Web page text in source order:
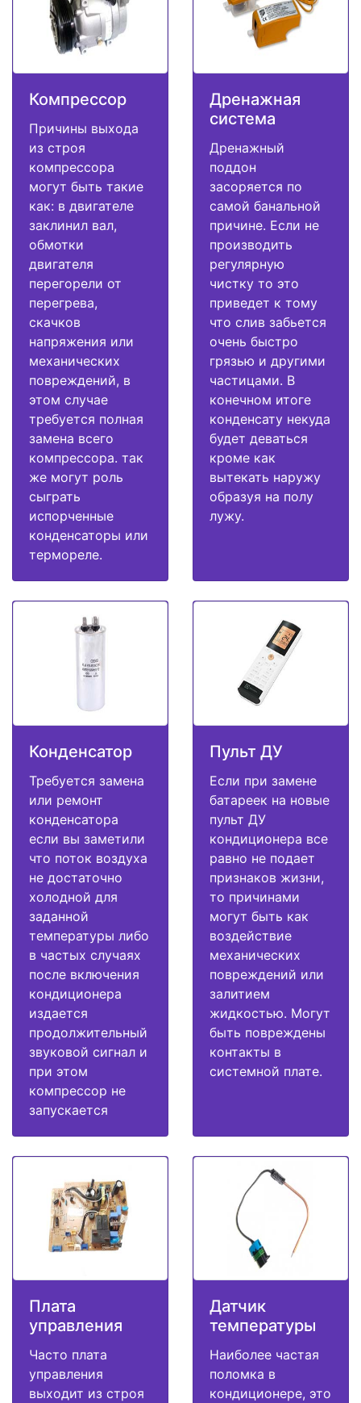
Компрессор
Причины выхода
из строя
компрессора
могут быть такие
как: в двигателе
заклинил вал,
обмотки
двигателя
перегорели от
перегрева,
скачков
напряжения или
механических
повреждений, в
этом случае
требуется полная
замена всего
компрессора. так
же могут роль
сыграть
испорченные
конденсаторы или
термореле.
Дренажная
система
Дренажный
поддон
засоряется по
самой банальной
причине. Если не
производить
регулярную
чистку то это
приведет к тому
что слив забьется
очень быстро
грязью и другими
частицами. В
конечном итоге
конденсату некуда
будет деваться
кроме как
вытекать наружу
образуя на полу
лужу.
Конденсатор
Требуется замена
или ремонт
конденсатора
если вы заметили
что поток воздуха
не достаточно
холодной для
заданной
температуры либо
в частых случаях
после включения
кондиционера
издается
продолжительный
звуковой сигнал и
при этом
компрессор не
запускается
Пульт ДУ
Если при замене
батареек на новые
пульт ДУ
кондиционера все
равно не подает
признаков жизни,
то причинами
могут быть как
воздействие
механических
повреждений или
залитием
жидкостью. Могут
быть повреждены
контакты в
системной плате.
Плата
управления
Часто плата
управления
выходит из строя
Датчик
температуры
Наиболее частая
поломка в
кондиционере, это